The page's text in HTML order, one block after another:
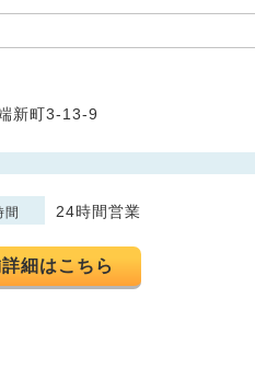
新町3-13-9
間 24時間営業
細はこちら